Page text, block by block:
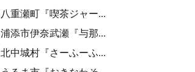
八重瀬町『喫茶ジャー...
浦添市伊奈武瀬『与那...
北中城村『さーふーふ...